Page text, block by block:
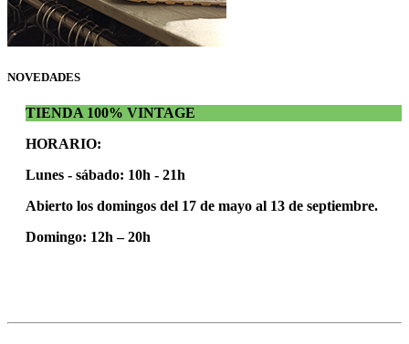
NOVEDADES
TIENDA 100% VINTAGE
HORARIO:
Lunes - sábado: 10h - 21h
Abierto los domingos del 17 de mayo al 13 de septiembre.
Domingo: 12h – 20h